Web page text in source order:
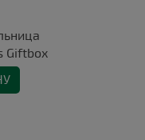
Giftbox